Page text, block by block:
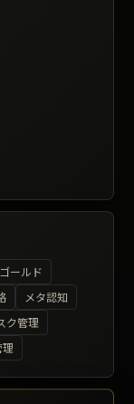
ゴールド
メタ認知
ク管理